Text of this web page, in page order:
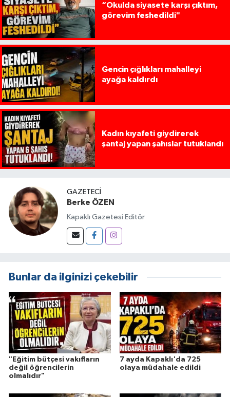
“Okulda siyasete karşı çıktım,
görevim feshedildi"
Gencin çığlıkları mahalleyi
ayağa kaldırdı
Kadın kıyafeti giydirerek
şantaj yapan şahıslar tutuklandı
GAZETECI
Berke ÖZEN
Kapaklı Gazetesi Editör
Bunlar da ilginizi çekebilir
"Eğitim bütçesi vakıfların
değil öğrencilerin
olmalıdır"
7 ayda Kapaklı'da 725
olaya müdahale edildi